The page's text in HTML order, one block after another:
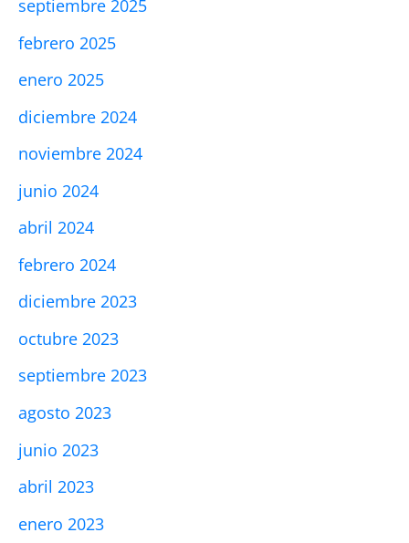
septiembre 2025
febrero 2025
enero 2025
diciembre 2024
noviembre 2024
junio 2024
abril 2024
febrero 2024
diciembre 2023
octubre 2023
septiembre 2023
agosto 2023
junio 2023
abril 2023
enero 2023